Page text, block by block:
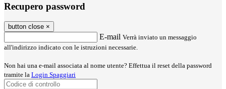
Recupero password
button close ×
E-mail Verrà inviato un messaggio
all'indirizzo indicato con le istruzioni necessarie.
Non hai una e-mail associata al nome utente? Effettua il reset della password
tramite la Login Spaggiari